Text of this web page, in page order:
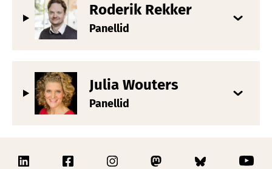
Roderik Rekker
Panellid
Julia Wouters
Panellid